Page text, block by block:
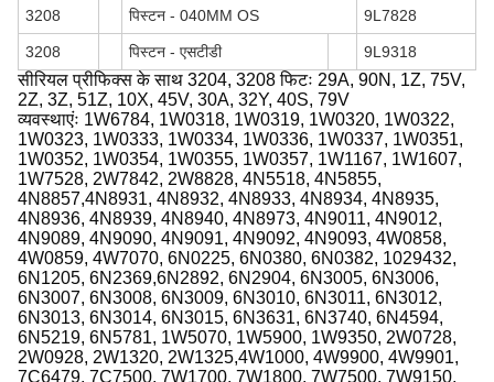
3208 पिस्टन - 040MM OS 9L7828
3208 पिस्टन - एसटीडी 9L9318
सीरियल प्रीफिक्स के साथ 3204, 3208 फिटः 29A, 90N, 1Z, 75V,
2Z, 3Z, 51Z, 10X, 45V, 30A, 32Y, 40S, 79V
व्यवस्थाएंः 1W6784, 1W0318, 1W0319, 1W0320, 1W0322,
1W0323, 1W0333, 1W0334, 1W0336, 1W0337, 1W0351,
1W0352, 1W0354, 1W0355, 1W0357, 1W1167, 1W1607,
1W7528, 2W7842, 2W8828, 4N5518, 4N5855,
4N8857,4N8931, 4N8932, 4N8933, 4N8934, 4N8935,
4N8936, 4N8939, 4N8940, 4N8973, 4N9011, 4N9012,
4N9089, 4N9090, 4N9091, 4N9092, 4N9093, 4W0858,
4W0859, 4W7070, 6N0225, 6N0380, 6N0382, 1029432,
6N1205, 6N2369,6N2892, 6N2904, 6N3005, 6N3006,
6N3007, 6N3008, 6N3009, 6N3010, 6N3011, 6N3012,
6N3013, 6N3014, 6N3015, 6N3631, 6N3740, 6N4594,
6N5219, 6N5781, 1W5070, 1W5900, 1W9350, 2W0728,
2W0928, 2W1320, 2W1325,4W1000, 4W9900, 4W9901,
7C6479, 7C7500, 7W1700, 7W1800, 7W7500, 7W9150,